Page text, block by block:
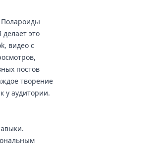
Полароиды
это
видео с
постов
творение
у аудитории.